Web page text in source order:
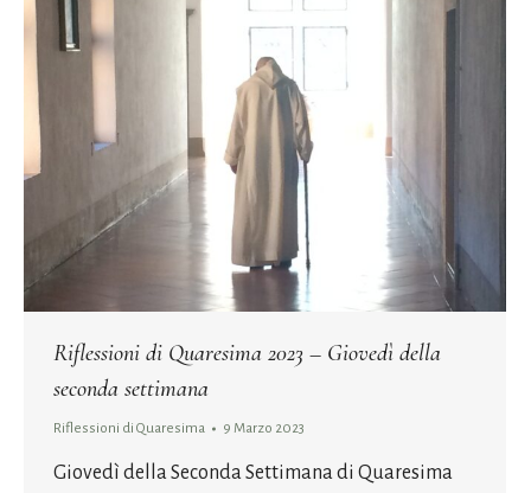
Riflessioni di Quaresima 2023 – Giovedì della
seconda settimana
Riflessioni di Quaresima 9 Marzo 2023
Giovedì della Seconda Settimana di Quaresima